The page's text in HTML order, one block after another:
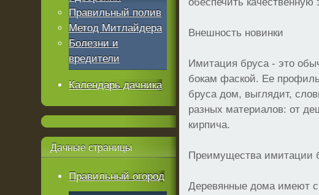
Внешность новинки
Имитация бруса - это
бокам фаской. Ее
бруса дом, выглядит,
разных материалов: от
кирпича.
Преимущества имитации
Деревянные дома имеют
Правильный полив
Метод Митлайдера
Болезни и
вредители
Календарь дачника
Дачные страницы
Правильный огород